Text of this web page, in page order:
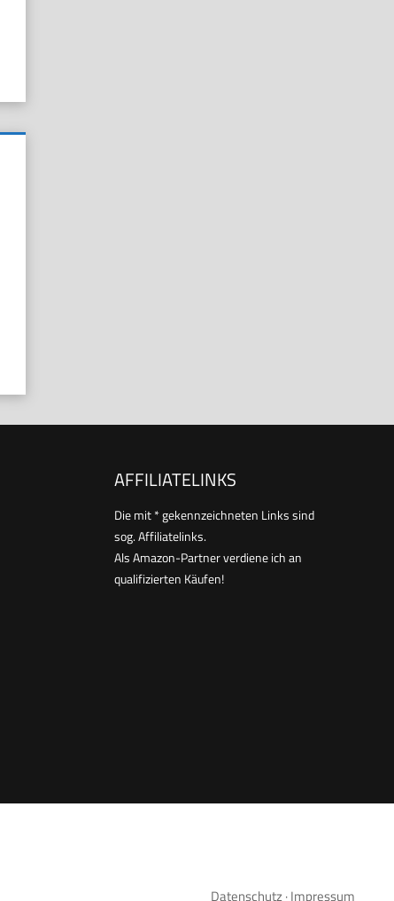
AFFILIATELINKS
Die mit * gekennzeichneten Links sind
sog. Affiliatelinks.
Als Amazon-Partner verdiene ich an
qualifizierten Käufen!
Datenschutz·Impressum